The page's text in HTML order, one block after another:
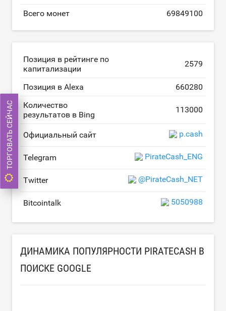
Всего монет 69849100
Позиция в рейтинге по
капитализации
2579
Позиция в Alexa
660280
Количество
результатов в Bing
113000
Официальный сайт p.cash
Telegram PirateCash_ENG
Twitter @PirateCash_NET
Bitcointalk 5050988
ДИНАМИКА ПОПУЛЯРНОСТИ PIRATECASH В
ПОИСКЕ GOOGLE
ТОРГОВАТЬ СЕЙЧАС